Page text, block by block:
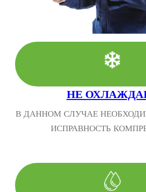
НЕ
В ДАННОМ СЛУЧАЕ
ИСПРАВНОСТЬ